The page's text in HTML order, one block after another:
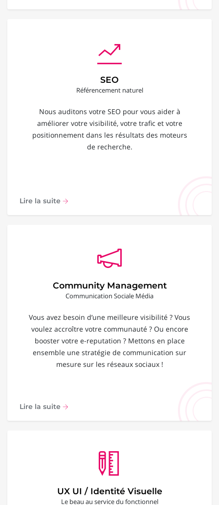
SEO
Référencement naturel
Nous auditons votre SEO pour vous aider à
améliorer votre visibilité, votre trafic et votre
positionnement dans les résultats des moteurs
de recherche.
Lire la suite
Community Management
Communication Sociale Média
Vous avez besoin d’une meilleure visibilité ? Vous
voulez accroître votre communauté ? Ou encore
booster votre e-reputation ? Mettons en place
ensemble une stratégie de communication sur
mesure sur les réseaux sociaux !
Lire la suite
UX UI / Identité Visuelle
Le beau au service du fonctionnel